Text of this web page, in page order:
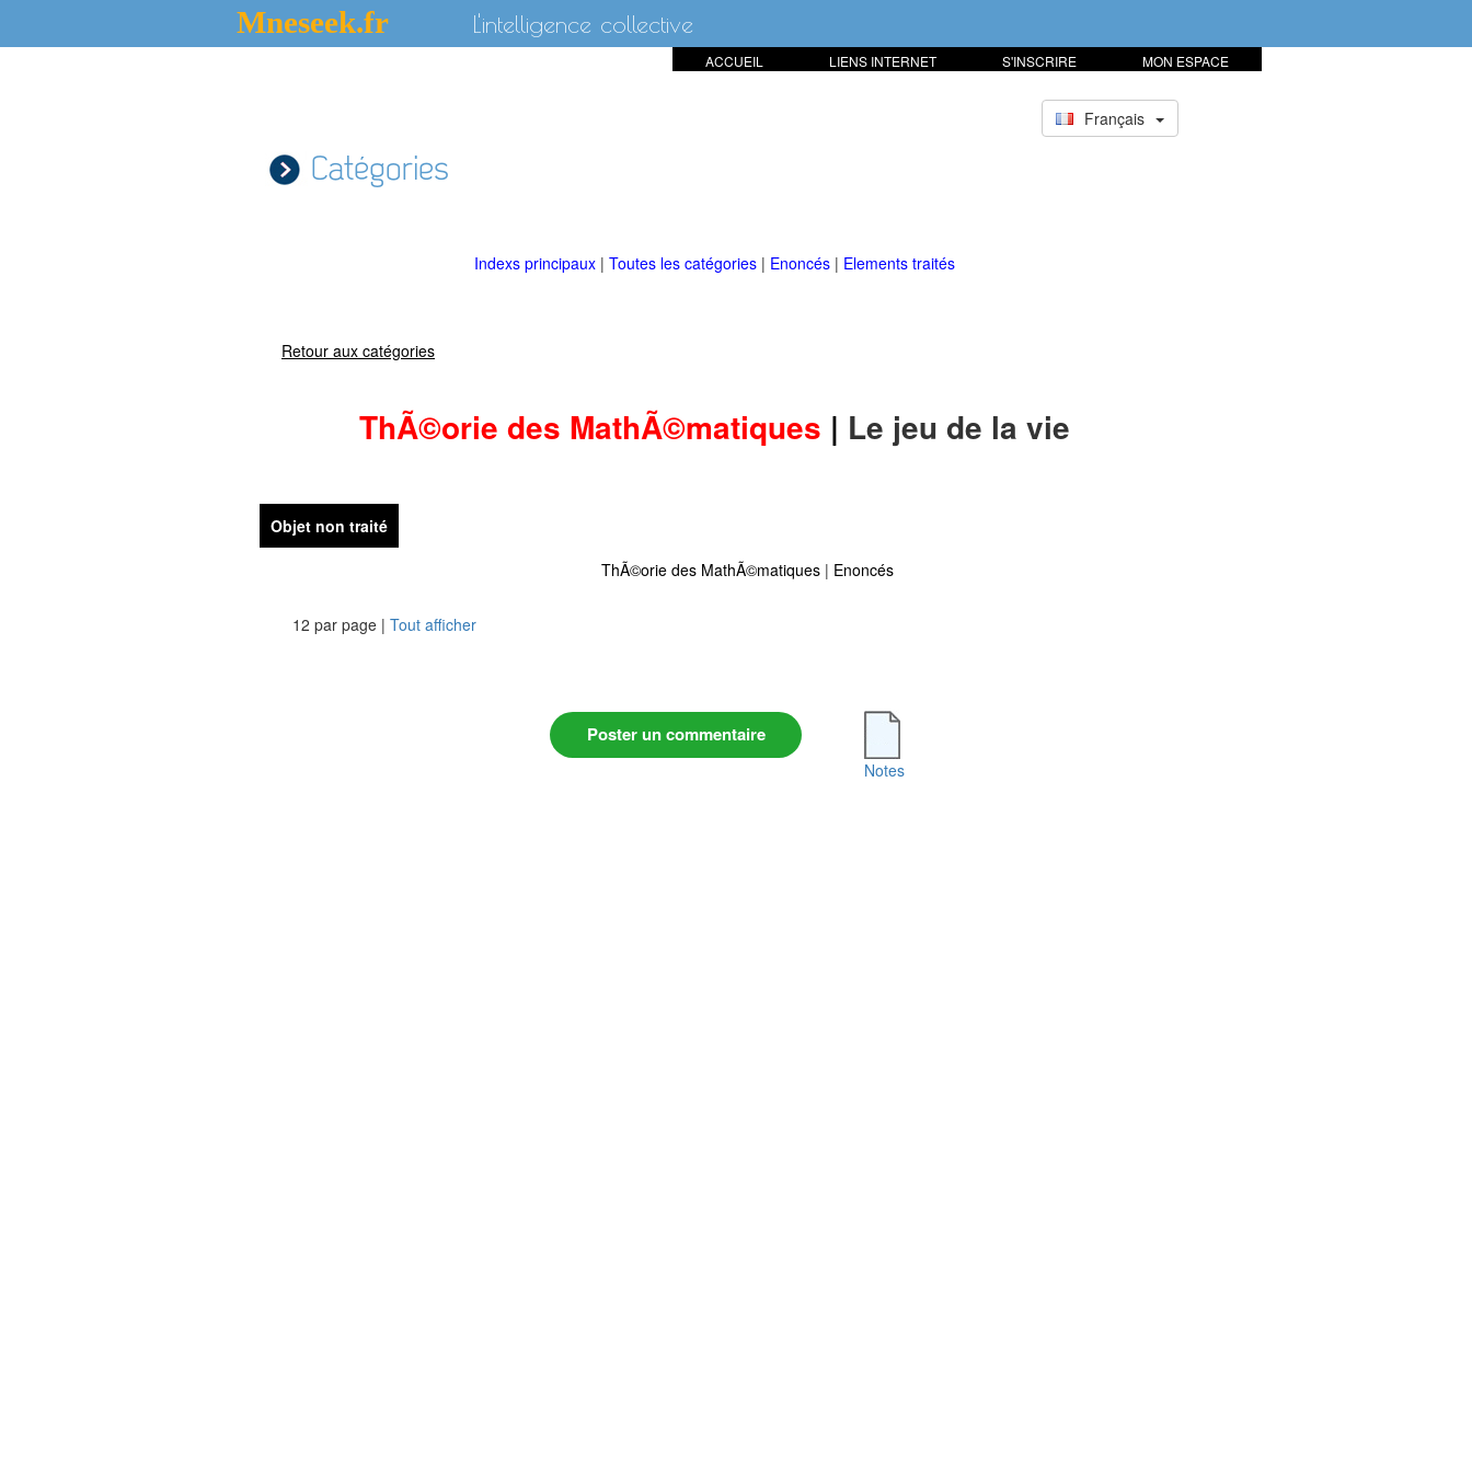
Mneseek.fr L'intelligence collective
MON ESPACE
S'INSCRIRE
LIENS INTERNET
ACCUEIL
Français
Catégories
Indexs principaux | Toutes les catégories | Enoncés | Elements traités
Retour aux catégories
ThÃ©orie des MathÃ©matiques | Le jeu de la vie
Objet non traité
ThÃ©orie des MathÃ©matiques| Enoncés
12 par page | Tout afficher
Poster un commentaire
Notes